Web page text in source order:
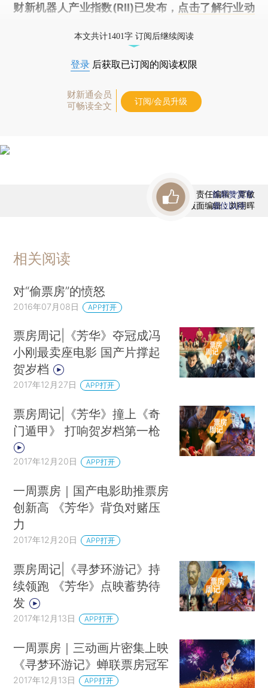
财新机器人产业指数(RII)已发布， 点击了解行业动
本文共计1401字 订阅后继续阅读
登录 后获取已订阅的阅读权限
财新通会员
可畅读全文
订阅/会员升级
责任编辑：覃敏
版面编辑：刘明晖
首席赞赏官
虚位以待
相关阅读
对“偷票房”的愤怒
2016年07月08日 APP打开
票房周记|《芳华》夺冠成冯
小刚最卖座电影 国产片撑起
贺岁档
2017年12月27日 APP打开
票房周记|《芳华》撞上《奇
门遁甲》 打响贺岁档第一枪
2017年12月20日 APP打开
一周票房｜国产电影助推票房
创新高 《芳华》背负对赌压
力
2017年12月20日 APP打开
票房周记|《寻梦环游记》持
续领跑 《芳华》点映蓄势待
发
2017年12月13日 APP打开
一周票房｜三动画片密集上映
《寻梦环游记》蝉联票房冠军
2017年12月13日 APP打开